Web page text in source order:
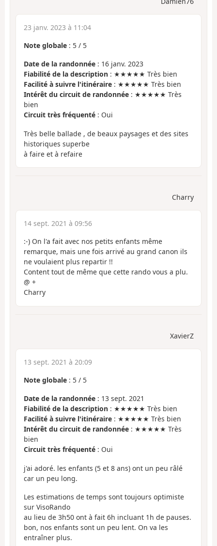
23 janv. 2023 à 11:04
Note globale : 5 / 5
Date de la randonnée : 16 janv. 2023
Fiabilité de la description : ★★★★★ Très bien
Facilité à suivre l'itinéraire : ★★★★★ Très bien
Intérêt du circuit de randonnée : ★★★★★ Très
bien
Circuit très fréquenté : Oui
Très belle ballade , de beaux paysages et des sites
historiques superbe
à faire et à refaire
Charry
14 sept. 2021 à 09:56
:-) On l'a fait avec nos petits enfants même
remarque, mais une fois arrivé au grand canon ils
ne voulaient plus repartir !!
Content tout de même que cette rando vous a plu.
@ +
Charry
XavierZ
13 sept. 2021 à 20:09
Note globale : 5 / 5
Date de la randonnée : 13 sept. 2021
Fiabilité de la description : ★★★★★ Très bien
Facilité à suivre l'itinéraire : ★★★★★ Très bien
Intérêt du circuit de randonnée : ★★★★★ Très
bien
Circuit très fréquenté : Oui
j'ai adoré. les enfants (5 et 8 ans) ont un peu râlé
car un peu long.
Les estimations de temps sont toujours optimiste
sur VisoRando
au lieu de 3h50 ont à fait 6h incluant 1h de pauses.
bon, nos enfants sont un peu lent. On va les
entraîner plus.